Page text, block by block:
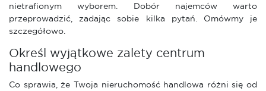
nietrafionym wyborem. Dobór najemców warto
przeprowadzić, zadając sobie kilka pytań. Omówmy je
szczegółowo.
Określ wyjątkowe zalety centrum
handlowego
Co sprawia, że Twoja nieruchomość handlowa różni się od